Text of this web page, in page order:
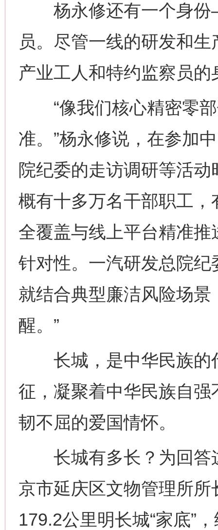
杨永修还有一个身份
员。尽管一线的研发和
产业工人和特约监察员
“像我们核心精密零部
准。”杨永修说，在参加
院纪委的走访调研等活
概有十多万名干部职工
全覆盖与线上平台精准
针对性。一汽研发总院
就结合典型廉洁风险场
醒。”
长城，是中华民族的
征，凝聚着中华民族自
韧不屈的爱国情怀。
长城有多长？为回答
京市延庆区文物管理所
179.2公里明长城“家底”